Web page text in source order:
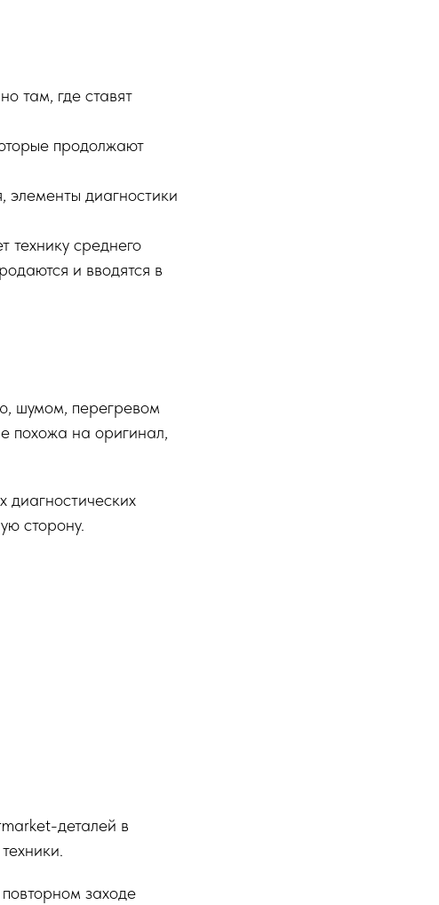
там, где ставят
продолжают
элементы диагностики
технику среднего
и вводятся в
шумом, перегревом
похожа на оригинал,
сторону.
деталей в
заходе